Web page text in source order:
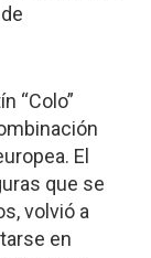
“Colo”
El
que se
volvió a
en